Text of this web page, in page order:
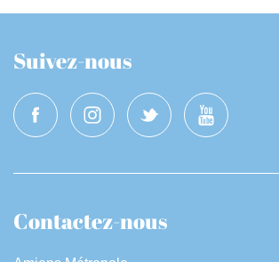
Suivez-nous
Contactez-nous